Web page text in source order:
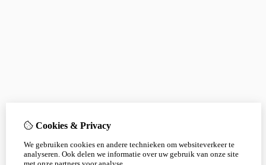
Cookies & Privacy
We gebruiken cookies en andere technieken om websiteverkeer te
analyseren. Ook delen we informatie over uw gebruik van onze site